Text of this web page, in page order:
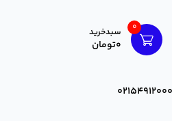
0 سبدخرید
0تومان
02154912000